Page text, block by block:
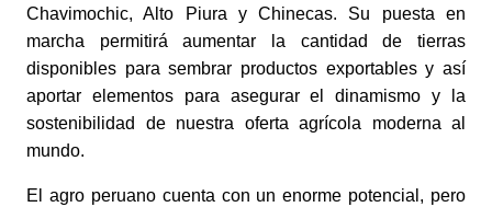
Chavimochic, Alto Piura y Chinecas. Su puesta en
marcha permitirá aumentar la cantidad de tierras
disponibles para sembrar productos exportables y así
aportar elementos para asegurar el dinamismo y la
sostenibilidad de nuestra oferta agrícola moderna al
mundo.
El agro peruano cuenta con un enorme potencial, pero